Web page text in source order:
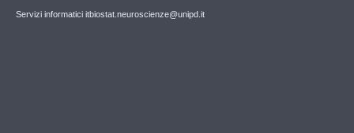
Servizi informatici itbiostat.neuroscienze@unipd.it